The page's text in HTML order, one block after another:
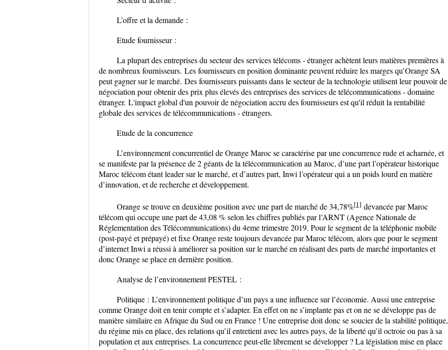
L’offre et la demande :
Etude fournisseur :
La plupart des entreprises du secteur des services télécoms - étranger achètent leurs matières premières à
de nombreux fournisseurs. Les fournisseurs en position dominante peuvent réduire les marges qu’Orange SA
peut gagner sur le marché. Des fournisseurs puissants dans le secteur de la technologie utilisent leur pouvoir de
négociation pour obtenir des prix plus élevés des entreprises des services de télécommunications - domaine
étranger. L'impact global d'un pouvoir de négociation accru des fournisseurs est qu'il réduit la rentabilité
globale des services de télécommunications - étrangers.
Etude de la concurrence
L’environnement concurrentiel de Orange Maroc se caractérise par une concurrence rude et acharnée, et
se manifeste par la présence de 2 géants de la télécommunication au Maroc, d’une part l’opérateur historique
Maroc télécom étant leader sur le marché, et d’autres part, Inwi l’opérateur qui a un poids lourd en matière
d’innovation, et de recherche et développement.
Orange se trouve en deuxième position avec une part de marché de 34,78%[1] devancée par Maroc
télécom qui occupe une part de 43,08 % selon les chiffres publiés par l’ARNT (Agence Nationale de
Réglementation des Télécommunications) du 4eme trimestre 2019. Pour le segment de la téléphonie mobile
(post-payé et prépayé) et fixe Orange reste toujours devancée par Maroc télécom, alors que pour le segment
d’internet Inwi a réussi à améliorer sa position sur le marché en réalisant des parts de marché importantes et
donc Orange se place en dernière position.
Analyse de l’environnement PESTEL :
Politique : L’environnement politique d’un pays a une influence sur l’économie. Aussi une entreprise
comme Orange doit en tenir compte et s’adapter. En effet on ne s’implante pas et on ne se développe pas de
manière similaire en Afrique du Sud ou en France ! Une entreprise doit donc se soucier de la stabilité politique,
du régime mis en place, des relations qu’il entretient avec les autres pays, de la liberté qu’il octroie ou pas à sa
population et aux entreprises. La concurrence peut-elle librement se développer ? La législation mise en place